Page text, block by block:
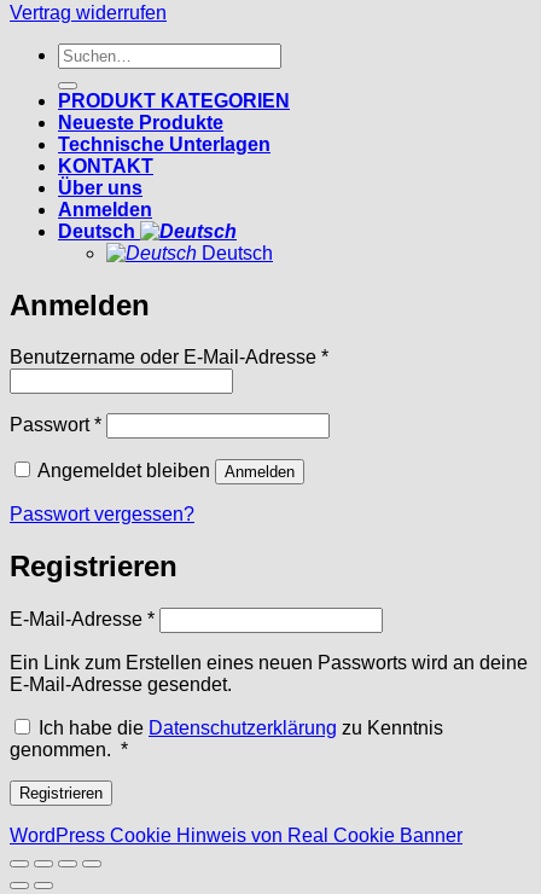
Vertrag widerrufen
Suchen
nach:
PRODUKT KATEGORIEN
Neueste Produkte
Technische Unterlagen
KONTAKT
Über uns
Anmelden
Deutsch
Deutsch
Anmelden
Benutzername oder E-Mail-Adresse *Erforderlich
Passwort*Erforderlich
Angemeldet bleiben Anmelden
Passwort vergessen?
Registrieren
E-Mail-Adresse *Erforderlich
Ein Link zum Erstellen eines neuen Passworts wird an deine
E-Mail-Adresse gesendet.
Ich habe die Datenschutzerklärung zu Kenntnis
genommen. *Erforderlich
Registrieren
WordPress Cookie Hinweis von Real Cookie Banner